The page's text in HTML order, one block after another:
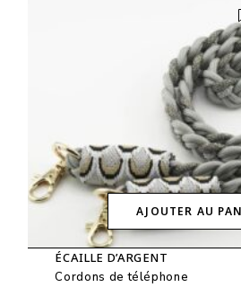
AJOUTER AU
ÉCAILLE D’ARGENT
Cordons de téléphone